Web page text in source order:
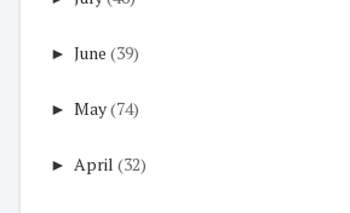
► June (39)
► May(74)
► April (32)